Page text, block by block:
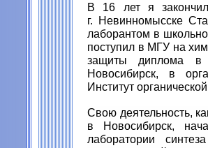
В 16 лет я
г. Невинномысске
лаборантом в
поступил в МГУ на
защиты диплома в
Новосибирск, в
Институт
Свою деятельность,
в Новосибирск,
лаборатории